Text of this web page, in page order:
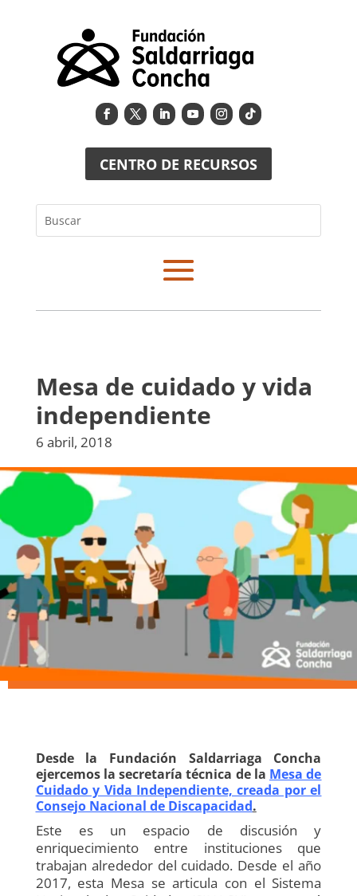
CENTRO DE RECURSOS
Buscar
Mesa de cuidado y vida
independiente
6 abril, 2018
Desde la Fundación Saldarriaga Concha
ejercemos la secretaría técnica de la Mesa de
Cuidado y Vida Independiente, creada por el
Consejo Nacional de Discapacidad.
Este es un espacio de discusión y
enriquecimiento entre instituciones que
trabajan alrededor del cuidado. Desde el año
2017, esta Mesa se articula con el Sistema